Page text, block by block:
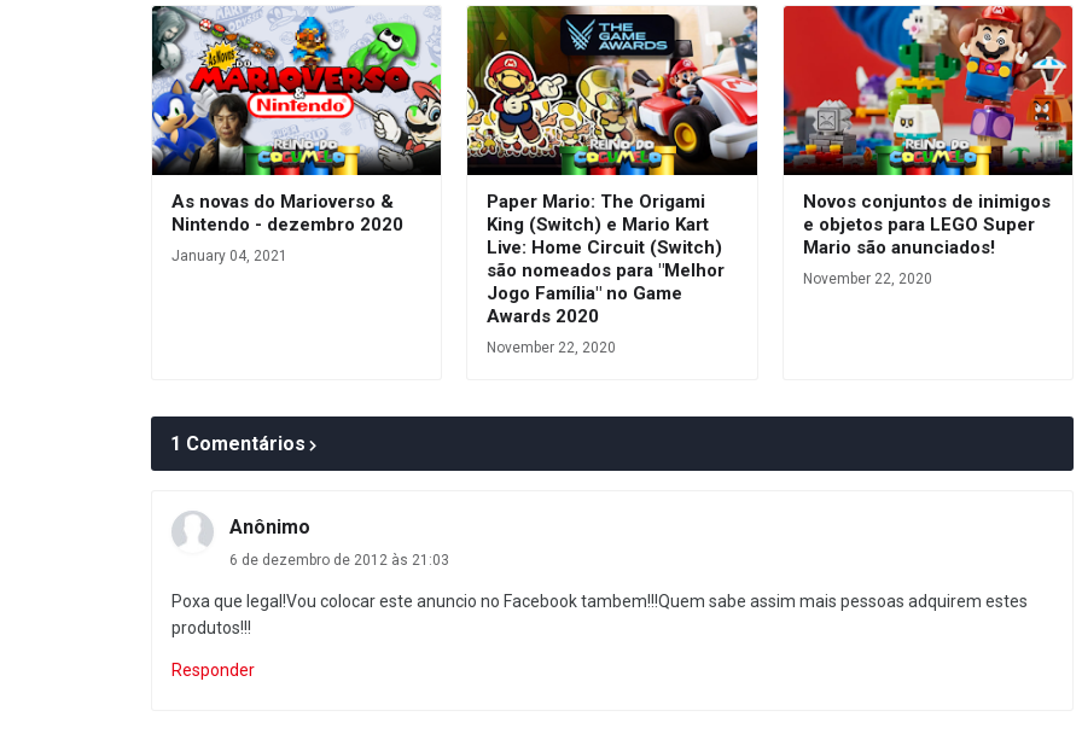
As novas do Marioverso &
Nintendo - dezembro 2020
January 04, 2021
Paper Mario: The Origami
King (Switch) e Mario Kart
Live: Home Circuit (Switch)
são nomeados para "Melhor
Jogo Família" no Game
Awards 2020
November 22, 2020
Novos conjuntos de inimigos
e objetos para LEGO Super
Mario são anunciados!
November 22, 2020
1 Comentários
Anônimo
6 de dezembro de 2012 às 21:03
Poxa que legal!Vou colocar este anuncio no Facebook tambem!!!Quem sabe assim mais pessoas adquirem estes
produtos!!!
Responder